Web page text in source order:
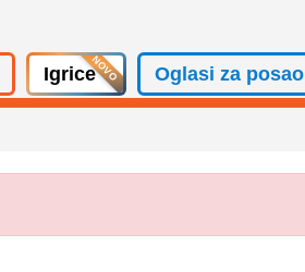
Igrice Oglasi za posao